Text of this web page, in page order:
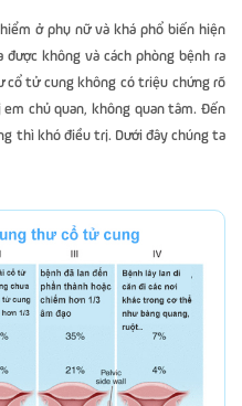
ở phụ nữ và khá phổ biến hiện
không và cách phòng bệnh ra
cổ tử cung không có triệu chứng rõ
chủ quan, không quan tâm. Đến
thì khó điều trị. Dưới đây chúng ta